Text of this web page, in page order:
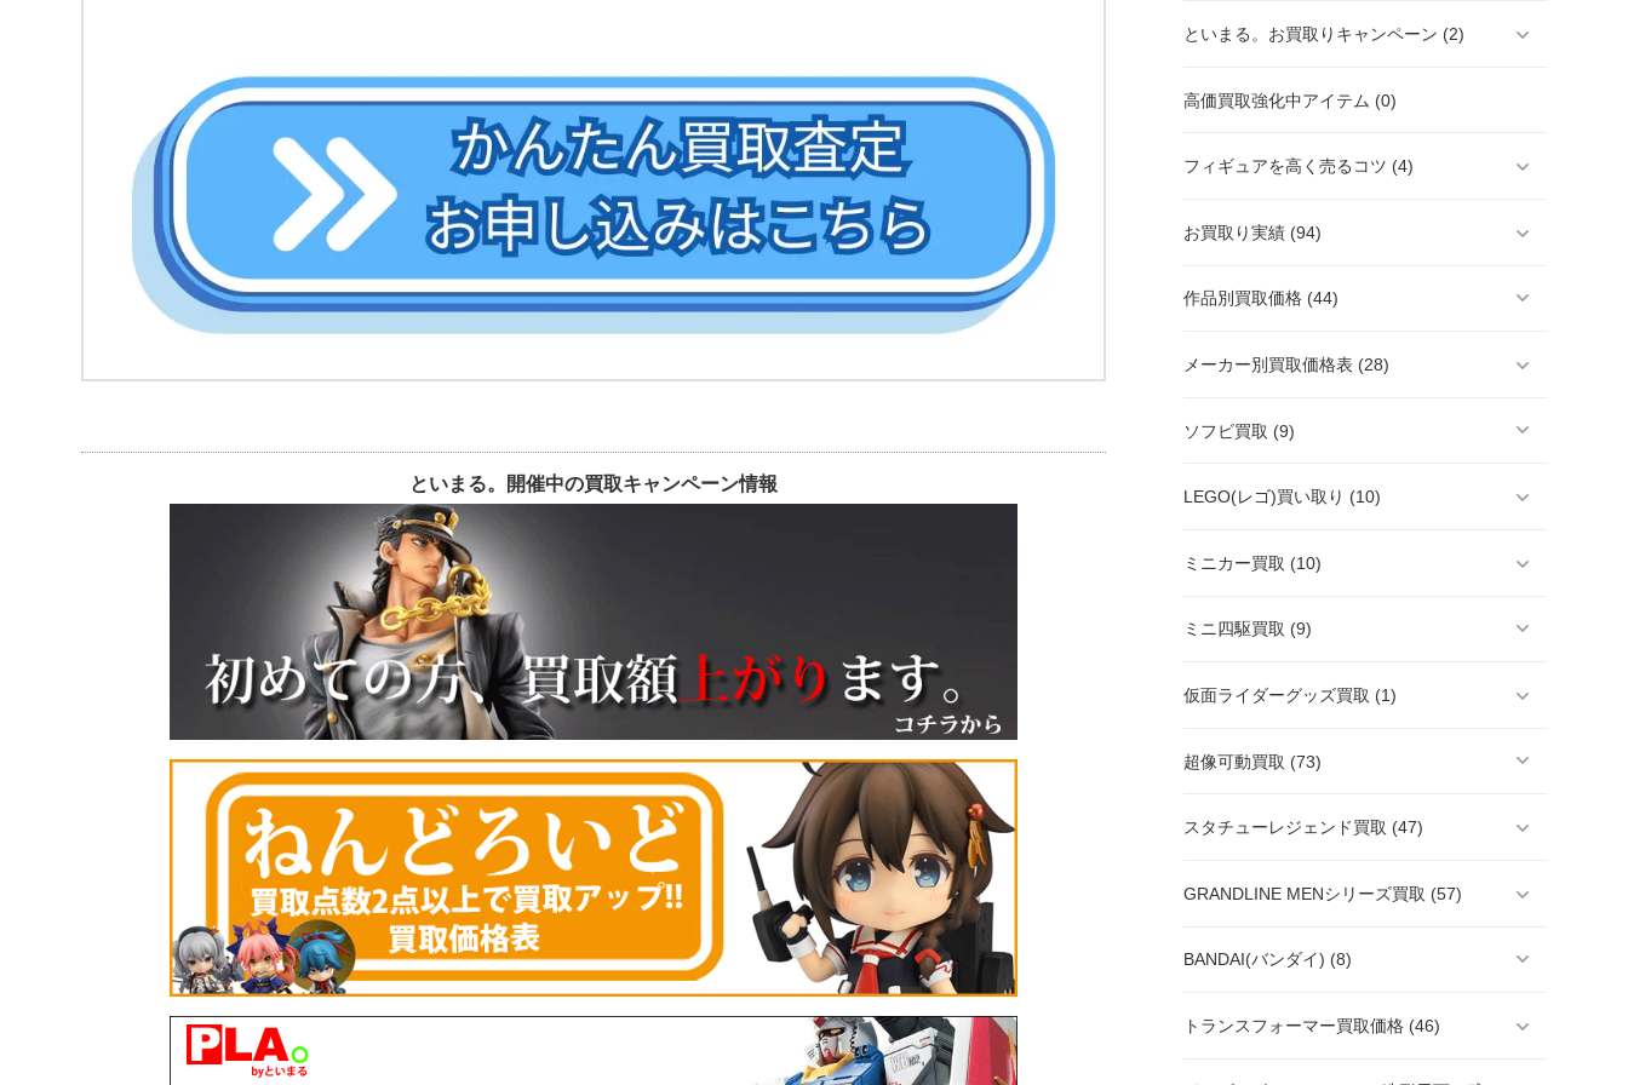
といまる。開催中の買取キャンペーン情報
といまる。お買取りキャンペーン (2)
高価買取強化中アイテム (0)
フィギュアを高く売るコツ (4)
お買取り実績 (94)
作品別買取価格 (44)
メーカー別買取価格表 (28)
ソフビ買取 (9)
LEGO(レゴ)買い取り (10)
ミニカー買取 (10)
ミニ四駆買取 (9)
仮面ライダーグッズ買取 (1)
超像可動買取 (73)
スタチューレジェンド買取 (47)
GRANDLINE MENシリーズ買取 (57)
BANDAI(バンダイ) (8)
トランスフォーマー買取価格 (46)